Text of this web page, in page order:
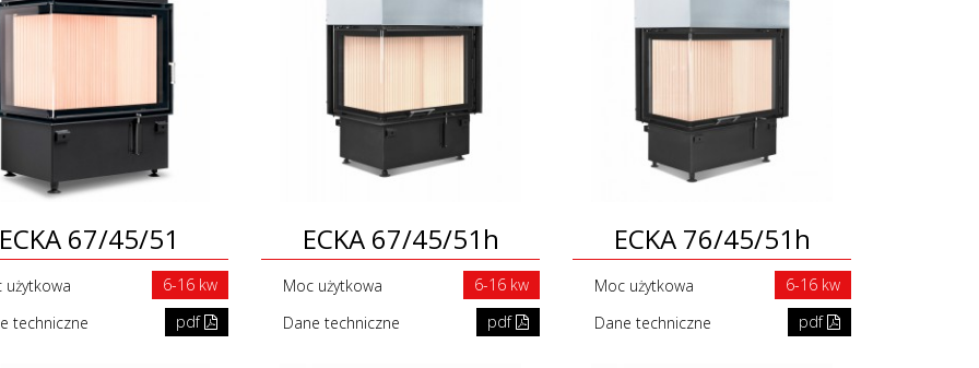
ECKA 67/45/51
użytkowa
6-16 kw
techniczne
pdf
ECKA 67/45/51h
Moc użytkowa
6-16 kw
Dane techniczne
pdf
ECKA 76/45/51h
Moc użytkowa
6-16 kw
Dane techniczne
pdf